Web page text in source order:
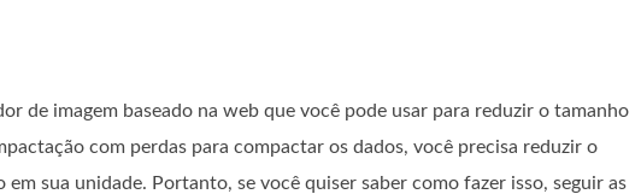
de imagem baseado na web que você pode usar para reduzir o tamanho
com perdas para compactar os dados, você precisa reduzir o
sua unidade. Portanto, se você quiser saber como fazer isso, seguir as